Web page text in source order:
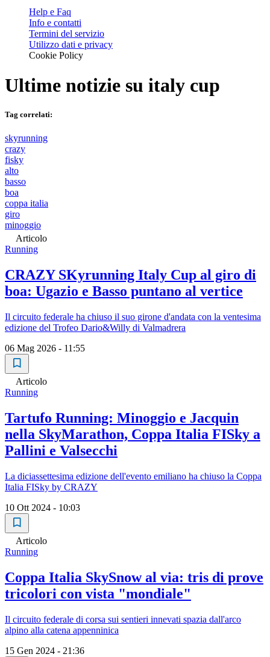
Help e Faq
Info e contatti
Termini del servizio
Utilizzo dati e privacy
Cookie Policy
Ultime notizie su italy cup
Tag correlati:
skyrunning
crazy
fisky
alto
basso
boa
coppa italia
giro
minoggio
Articolo
Running
CRAZY SKyrunning Italy Cup al giro di
boa: Ugazio e Basso puntano al vertice
Il circuito federale ha chiuso il suo girone d'andata con la ventesima
edizione del Trofeo Dario&Willy di Valmadrera
06 Mag 2026 - 11:55
Articolo
Running
Tartufo Running: Minoggio e Jacquin
nella SkyMarathon, Coppa Italia FISky a
Pallini e Valsecchi
La diciassettesima edizione dell'evento emiliano ha chiuso la Coppa
Italia FISky by CRAZY
10 Ott 2024 - 10:03
Articolo
Running
Coppa Italia SkySnow al via: tris di prove
tricolori con vista "mondiale"
Il circuito federale di corsa sui sentieri innevati spazia dall'arco
alpino alla catena appenninica
15 Gen 2024 - 21:36